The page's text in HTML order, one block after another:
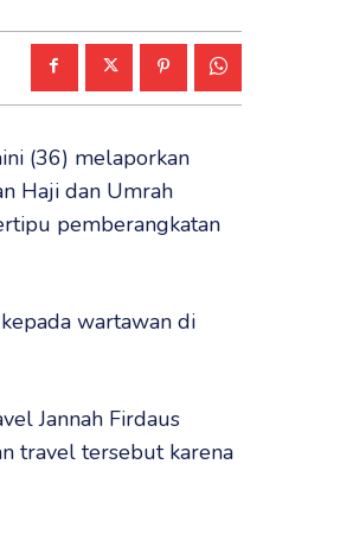
(36) melaporkan
Haji dan Umrah
pemberangkatan
wartawan di
Jannah Firdaus
travel tersebut karena